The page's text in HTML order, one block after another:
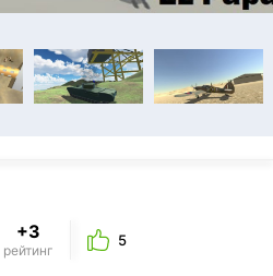
+3
рейтинг
5